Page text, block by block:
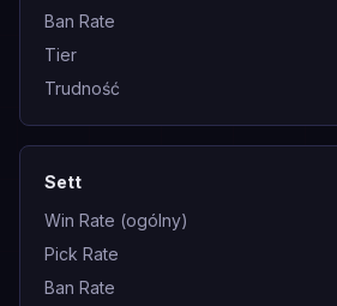
Ban Rate
Tier
Trudność
Sett
Win Rate (ogólny)
Pick Rate
Ban Rate